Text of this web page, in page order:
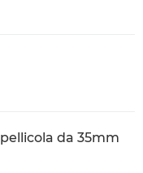
da 35mm